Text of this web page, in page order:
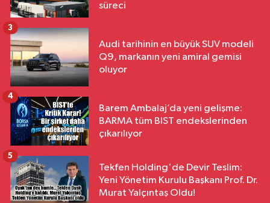
süreci
Audi tarihinin en büyük SUV modeli
Q9, markanın yeni amiral gemisi
oluyor
3
Barem Ambalaj’da yeni gelişme:
BARMA tüm BIST endekslerinden
çıkarılıyor
4
Tekfen Holding'de Devir Teslim:
Yeni Yönetim Kurulu Başkanı Prof. Dr.
Murat Yalçıntaş Oldu!
5